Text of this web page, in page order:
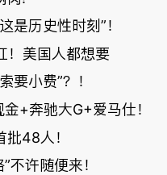
是历史性时刻”！
！美国人都想要
要小费”？！
+奔驰大G+爱马仕！
48人！
不许随便来！